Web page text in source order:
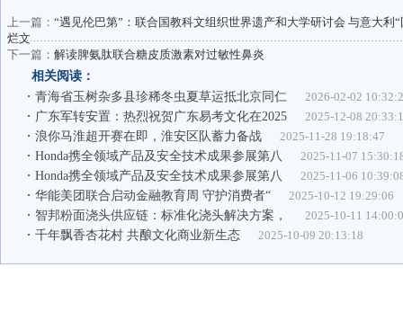
上一篇： “遇见伦巴第”：联合国教科文组织世界遗产和大学研讨会 与意大利
烂文
下一篇： 解读脾氨肽联合糖皮质激素对过敏性鼻炎
相关阅读：
青海省玉树杂多县珍稀冬虫夏草运抵北京同仁
2026-02-02
广东军转安置：热烈祝贺广东易考文化在2025
2025-12-08
浪你马淮超开赛在即，淮安区队蓄力备战
2025-11-28 19:18:47
Honda携全领域产品及安全技术成果参展第八
2025-11-07
Honda携全领域产品及安全技术成果参展第八
2025-11-06
华能美团联合启动金融教育周 守护消费者“
2025-10-12 19:29:06
智邦粉面浇头供应链：标准化浇头解决方案，
2025-10-11
千年飘香杏花村 共酿文化商业新生态
2025-10-09 20:13:18